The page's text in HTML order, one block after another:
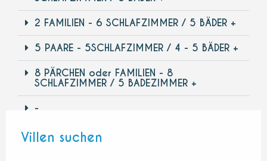
2 FAMILIEN - 6 SCHLAFZIMMER / 5 BÄDER +
5 PAARE - 5SCHLAFZIMMER / 4 - 5 BÄDER +
8 PÄRCHEN oder FAMILIEN - 8
SCHLAFZIMMER / 5 BADEZIMMER +
-
-
Villen suchen